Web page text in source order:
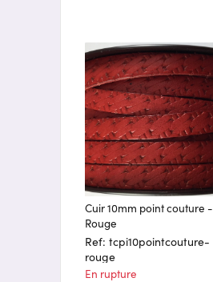
Cuir 10mm point couture -
Rouge
Ref: tcpi10pointcouture-
rouge
En rupture